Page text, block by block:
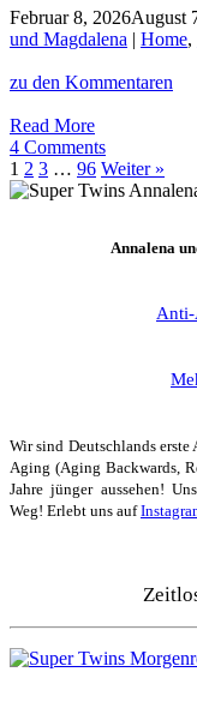
gönnt
euch
mehr
für
weniger!
Februar 8, 2026August
und Magdalena | Home,
zu den Kommentaren
Read MoreSpannendes
verpasst?
Hier
ist
4 Comments
1 2 3 … 96 Weiter »
Annalena
Wir sind Deutschlands
Aging (Aging Backwards,
Jahre jünger aussehen!
Weg! Erlebt uns auf